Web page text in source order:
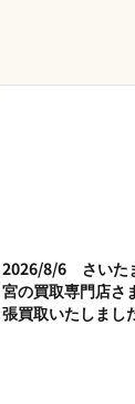
2026/8/6 さいた
宮の買取専門店さ
張買取いたしまし